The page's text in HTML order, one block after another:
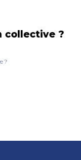
collective ?
?